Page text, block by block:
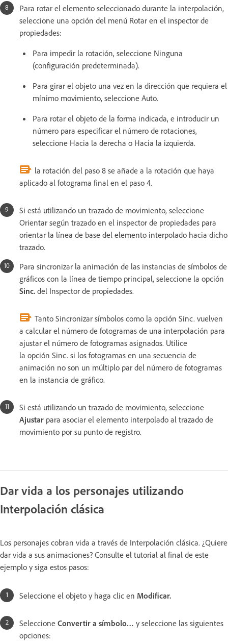
Para rotar el elemento seleccionado durante la interpolación,
seleccione una opción del menú Rotar en el inspector de
propiedades:
Para impedir la rotación, seleccione Ninguna
(configuración predeterminada).
Para girar el objeto una vez en la dirección que requiera el
mínimo movimiento, seleccione Auto.
Para rotar el objeto de la forma indicada, e introducir un
número para especificar el número de rotaciones,
seleccione Hacia la derecha o Hacia la izquierda.
la rotación del paso 8 se añade a la rotación que haya
aplicado al fotograma final en el paso 4.
Si está utilizando un trazado de movimiento, seleccione
Orientar según trazado en el inspector de propiedades para
orientar la línea de base del elemento interpolado hacia dicho
trazado.
Para sincronizar la animación de las instancias de símbolos de
gráficos con la línea de tiempo principal, seleccione la opción
Sinc. del Inspector de propiedades.
Tanto Sincronizar símbolos como la opción Sinc. vuelven
a calcular el número de fotogramas de una interpolación para
ajustar el número de fotogramas asignados. Utilice
la opción Sinc. si los fotogramas en una secuencia de
animación no son un múltiplo par del número de fotogramas
en la instancia de gráfico.
Si está utilizando un trazado de movimiento, seleccione
Ajustar para asociar el elemento interpolado al trazado de
movimiento por su punto de registro.
Dar vida a los personajes utilizando
Interpolación clásica
Los personajes cobran vida a través de Interpolación clásica. ¿Quiere
dar vida a sus animaciones? Consulte el tutorial al final de este
ejemplo y siga estos pasos:
Seleccione el objeto y haga clic en Modificar.
Seleccione Convertir a símbolo… y seleccione las siguientes
opciones: